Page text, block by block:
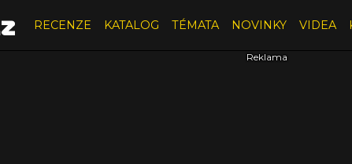
RECENZE KATALOG TÉMATA NOVINKY VIDEA